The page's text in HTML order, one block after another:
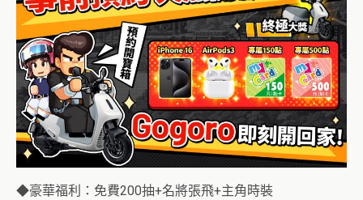
◆豪華福利：免費200抽+名將張飛+主角時裝